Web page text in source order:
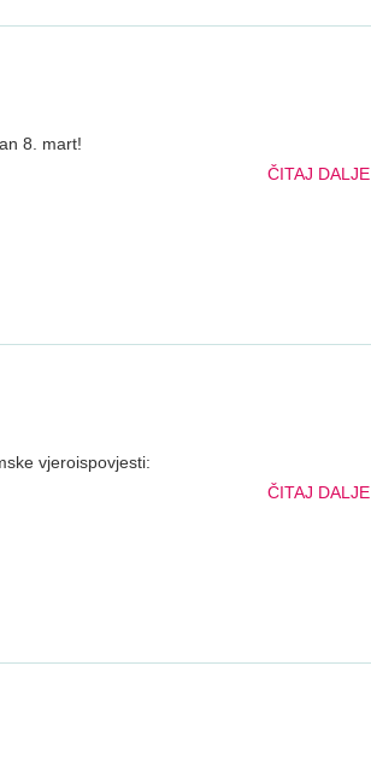
8. mart!
ČITAJ DALJE
vjeroispovjesti:
ČITAJ DALJE